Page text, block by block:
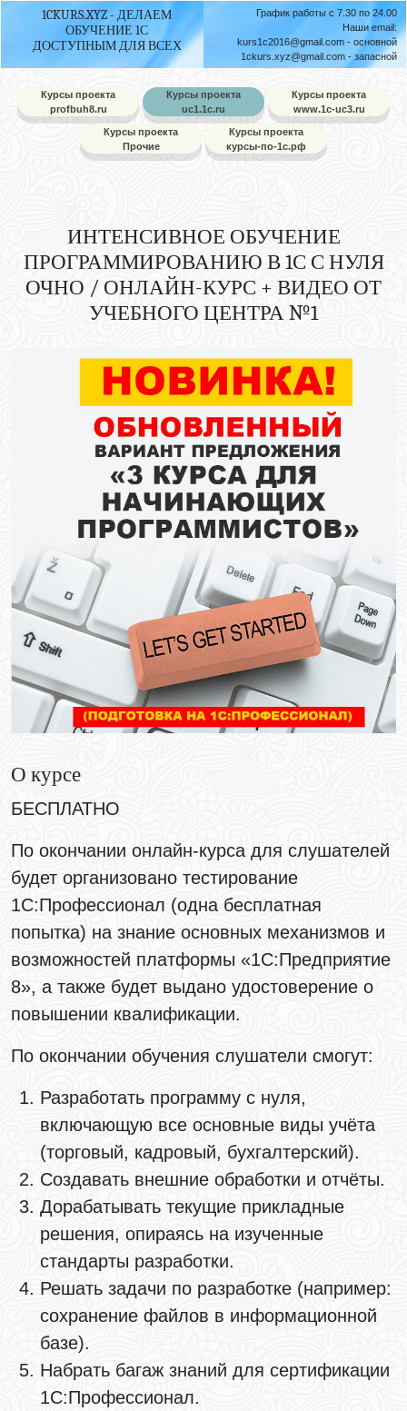
1CKURS.XYZ - ДЕЛАЕМ
ОБУЧЕНИЕ 1С
ДОСТУПНЫМ ДЛЯ ВСЕХ
График работы с 7.30 по 24.00
Наши email:
kurs1c2016@gmail.com - основной
1ckurs.xyz@gmail.com - запасной
Курсы проекта
profbuh8.ru
Курсы проекта
uc1.1c.ru
Курсы проекта
www.1c-uc3.ru
Курсы проекта
Прочие
Курсы проекта
курсы-по-1с.рф
ИНТЕНСИВНОЕ ОБУЧЕНИЕ
ПРОГРАММИРОВАНИЮ В 1С С НУЛЯ
ОЧНО / ОНЛАЙН-КУРС + ВИДЕО ОТ
УЧЕБНОГО ЦЕНТРА №1
О курсе
БЕСПЛАТНО
По окончании онлайн-курса для слушателей
будет организовано тестирование
1С:Профессионал (одна бесплатная
попытка) на знание основных механизмов и
возможностей платформы «1С:Предприятие
8», а также будет выдано удостоверение о
повышении квалификации.
По окончании обучения слушатели смогут:
Разработать программу с нуля,
включающую все основные виды учёта
(торговый, кадровый, бухгалтерский).
Создавать внешние обработки и отчёты.
Дорабатывать текущие прикладные
решения, опираясь на изученные
стандарты разработки.
Решать задачи по разработке (например:
сохранение файлов в информационной
базе).
Набрать багаж знаний для сертификации
1С:Профессионал.